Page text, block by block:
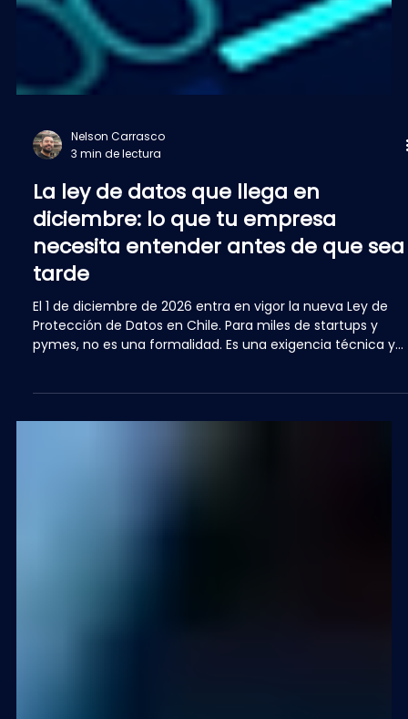
Nelson Carrasco
3 min de lectura
La ley de datos que llega en
diciembre: lo que tu empresa
necesita entender antes de que sea
tarde
El 1 de diciembre de 2026 entra en vigor la nueva Ley de
pymes, no es una formalidad. Es una exigencia técnica y